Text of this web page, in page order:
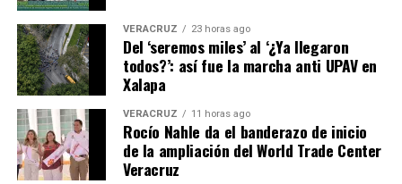
VERACRUZ 23 horas ago
Del ‘seremos miles’ al ‘¿Ya llegaron
todos?’: así fue la marcha anti UPAV en
Xalapa
VERACRUZ 11 horas ago
Rocío Nahle da el banderazo de inicio
de la ampliación del World Trade Center
Veracruz